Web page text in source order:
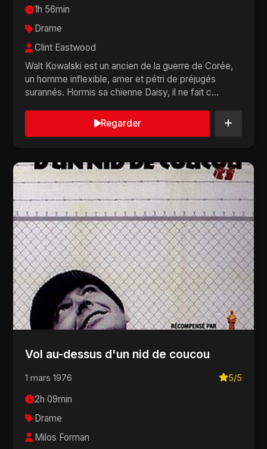
1h 56min
Drame
Clint Eastwood
Walt Kowalski est un ancien de la guerre de Corée,
un homme inflexible, amer et pétri de préjugés
surannés. Hormis sa chienne Daisy, il ne fait c...
Regarder
Vol au-dessus d'un nid de coucou
1 mars 1976 5/5
2h 09min
Drame
Milos Forman